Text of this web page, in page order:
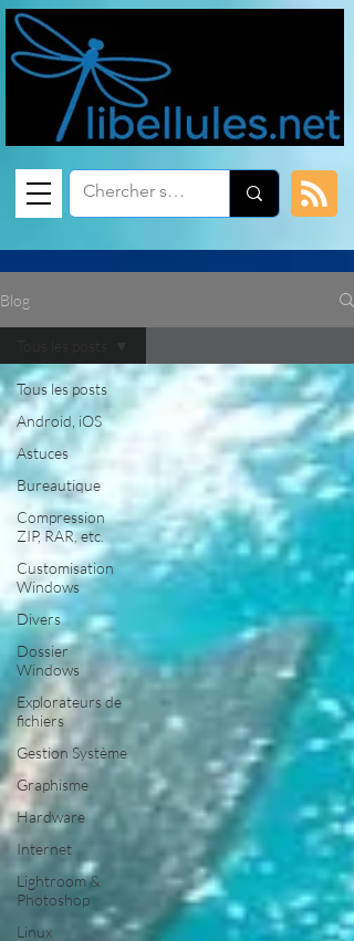
Blog
Tous les posts
Android, iOS
Astuces
Bureautique
Compression
ZIP, RAR, etc.
Customisation
Windows
Divers
Dossier
Windows
Explorateurs de
fichiers
Gestion Système
Graphisme
Hardware
Internet
Lightroom &
Photoshop
Linux